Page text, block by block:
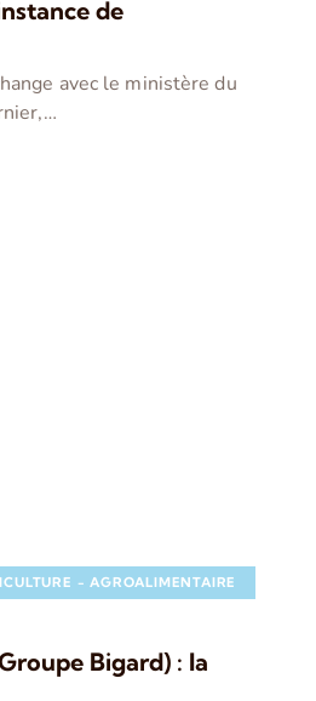
de
avec le ministère du
- AGROALIMENTAIRE
Bigard) : la